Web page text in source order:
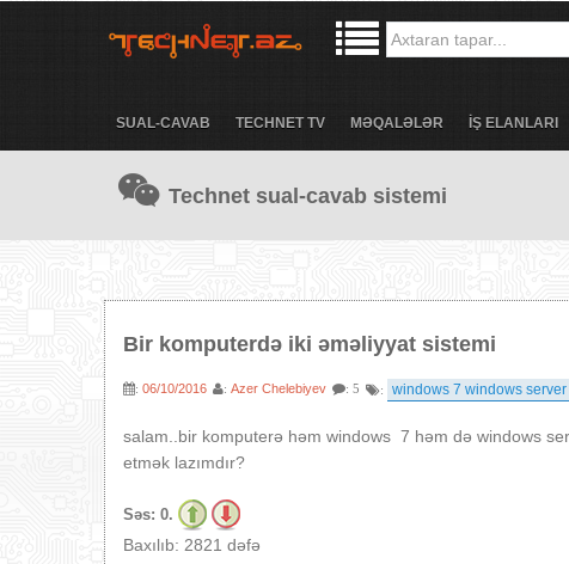
SUAL-CAVAB TECHNET TV MƏQALƏLƏR İŞ ELANLARI
Technet sual-cavab sistemi
Bir komputerdə iki əməliyyat sistemi
: 06/10/2016 : Azer Chelebiyev : 5 : windows 7 windows
salam..bir komputerə həm windows 7 həm də windows
etmək lazımdır?
Səs: 0.
Baxılıb: 2821 dəfə